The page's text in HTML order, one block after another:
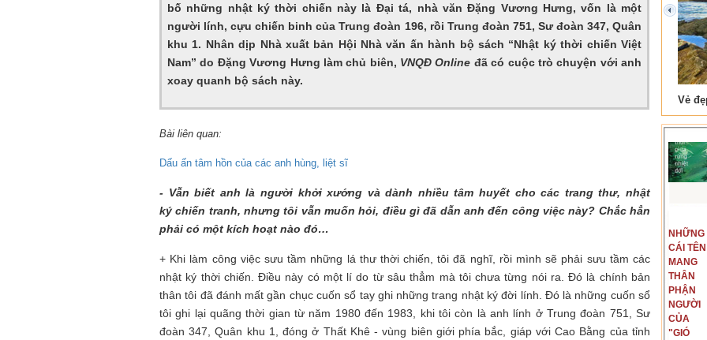
bố những nhật ký thời chiến này là Đại tá, nhà văn Đặng Vương Hưng, vốn là một
người lính, cựu chiến binh của Trung đoàn 196, rồi Trung đoàn 751, Sư đoàn 347, Quân
khu 1. Nhân dịp Nhà xuất bản Hội Nhà văn ấn hành bộ sách “Nhật ký thời chiến Việt
Nam” do Đặng Vương Hưng làm chủ biên, VNQĐ Online đã có cuộc trò chuyện với anh
xoay quanh bộ sách này.
Bài liên quan:
Dấu ấn tâm hồn của các anh hùng, liệt sĩ
- Vẫn biết anh là người khởi xướng và dành nhiều tâm huyết cho các trang thư, nhật
ký chiến tranh, nhưng tôi vẫn muốn hỏi, điều gì đã dẫn anh đến công việc này? Chắc hẳn
phải có một kích hoạt nào đó…
+ Khi làm công việc sưu tầm những lá thư thời chiến, tôi đã nghĩ, rồi mình sẽ phải sưu tầm các
nhật ký thời chiến. Điều này có một lí do từ sâu thẳm mà tôi chưa từng nói ra. Đó là chính bản
thân tôi đã đánh mất gần chục cuốn sổ tay ghi những trang nhật ký đời lính. Đó là những cuốn sổ
tôi ghi lại quãng thời gian từ năm 1980 đến 1983, khi tôi còn là anh lính ở Trung đoàn 751, Sư
đoàn 347, Quân khu 1, đóng ở Thất Khê - vùng biên giới phía bắc, giáp với Cao Bằng của tỉnh
prev
NHỮNG
TÔI GẶP,
NHỮNG
CHUYỆN
Tôi từng hình dung viết văn là
công việc của sự hư cấu, một
trí tưởng tượng, nơi nhà văn tự
do tạo hình mọi thứ theo ý mình...
(TRẦN THỊ TÚ NGỌC)
CỦA TÔI
LÀ
NHỮNG
NGƯỜI
ĐÃ PHẤT
CAO CỜ
Là người đi dọc biên giới phía
đoạn lịch sử đó... (PHẠM VÂN
ANH)
NHỮNG
CÁI TÊN
MANG
THÂN
PHẬN
NGƯỜI
CỦA
"GIÓ